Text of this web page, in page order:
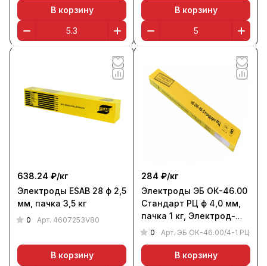
В корзину В корзину
638.24 ₽/кг
Электроды ESAB 28 ф 2,5
мм, пачка 3,5 кг
0 Арт. 4607253V80
В корзину
284 ₽/кг
Электроды ЭБ ОК-46.00
Стандарт РЦ ф 4,0 мм,
пачка 1 кг, Электрод-
Бор
0 Арт. ЭБ ОК-46.00/4-1 РЦ
В корзину